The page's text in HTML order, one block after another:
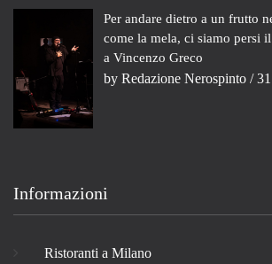
Per andare dietro a un frutto
come la mela, ci siamo persi
a Vincenzo Greco
by Redazione Nerospinto /
Informazioni
Ristoranti a Milano